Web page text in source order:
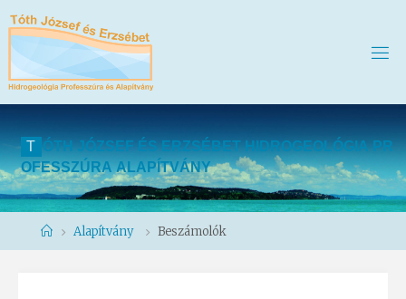
T ÓT H J ÓZS E F ÉS E RZSÉ BET H DROG EOLÓG A P R
OFESSZÚ RA ALAPÍTVÁNY
HomeAlapítvány Beszámolók